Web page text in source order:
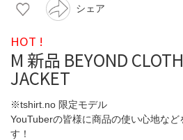
シェア
HOT !
M 新品 BEYOND
JACKET
※tshirt.no 限定モデル
YouTuberの皆様に商品の使い心地など
す！